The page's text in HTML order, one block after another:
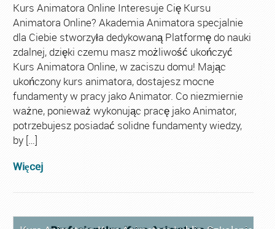
Kurs Animatora Online Interesuje Cię Kursu
Animatora Online? Akademia Animatora specjalnie
dla Ciebie stworzyła dedykowaną Platformę do nauki
zdalnej, dzięki czemu masz możliwość ukończyć
Kurs Animatora Online, w zaciszu domu! Mając
ukończony kurs animatora, dostajesz mocne
fundamenty w pracy jako Animator. Co niezmiernie
ważne, ponieważ wykonując pracę jako Animator,
potrzebujesz posiadać solidne fundamenty wiedzy,
by […]
Więcej